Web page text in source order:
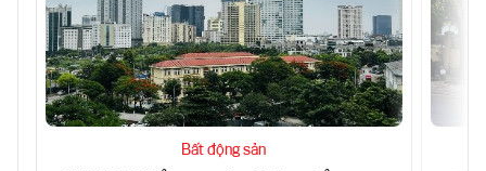
Bất động sản